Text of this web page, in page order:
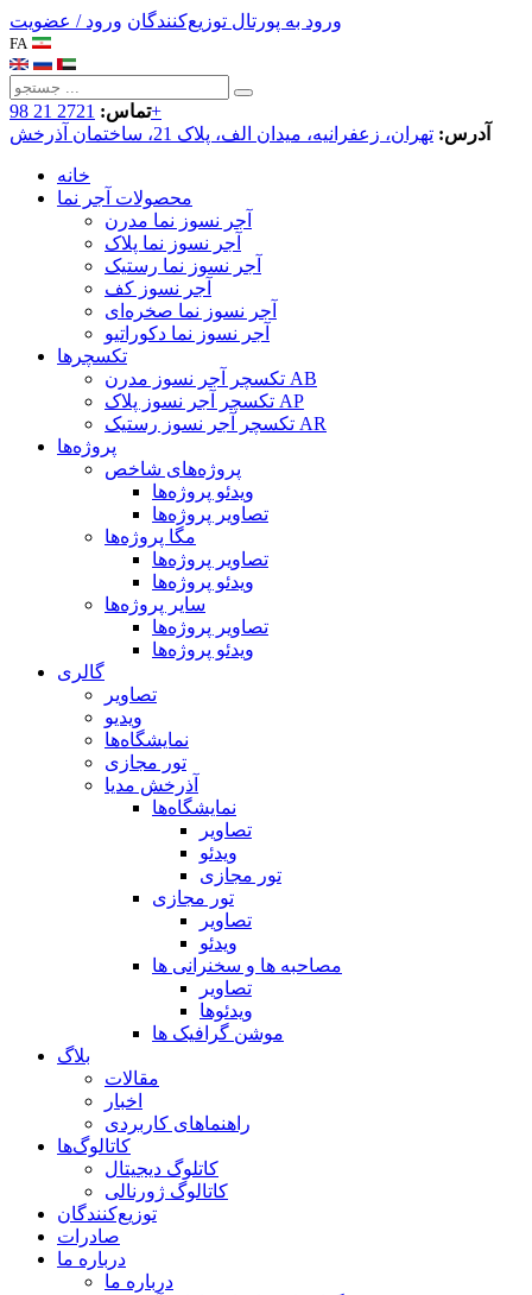
ورود به پورتال توزیع‌کنندگان ورود / عضویت
FA
تماس:2721 21 98+
آدرس: تهران، زعفرانیه، میدان الف، پلاک 21، ساختمان آذرخش
خانه
محصولات آجر نما
آجر نسوز نما مدرن
آجر نسوز نما پلاک
آجر نسوز نما رستیک
آجر نسوز کف
آجر نسوز نما صخره‌ای
آجر نسوز نما دکوراتیو
تکسچرها
تکسچر آجر نسوز مدرن AB
تکسچر آجر نسوز پلاک AP
تکسچر آجر نسوز رستیک AR
پروژه‌ها
پروژه‌های شاخص
ویدئو پروژه‌ها
تصاویر پروژه‌ها
مگا پروژه‌ها
تصاویر پروژه‌ها
ویدئو پروژه‌ها
سایر پروژه‌ها
تصاویر پروژه‌ها
ویدئو پروژه‌ها
گالری
تصاویر
ویدیو
نمایشگاه‌ها
تور مجازی
آذرخش مدیا
نمایشگاه‌ها
تصاویر
ویدئو
تور مجازی
تور مجازی
تصاویر
ویدئو
مصاحبه ها و سخنرانی ها
تصاویر
ویدئوها
موشن گرافیک ها
بلاگ
مقالات
اخبار
راهنماهای کاربردی
کاتالوگ‌ها
کاتلوگ دیجیتال
کاتالوگ ژورنالی
توزیع‌کنندگان
صادرات
درباره ما
درباره ما